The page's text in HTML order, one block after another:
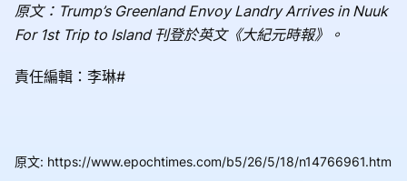
原文：Trump’s Greenland Envoy Landry Arrives in Nuuk
For 1st Trip to Island 刊登於英文《大紀元時報》。
責任編輯：李琳#
原文: https://www.epochtimes.com/b5/26/5/18/n14766961.htm